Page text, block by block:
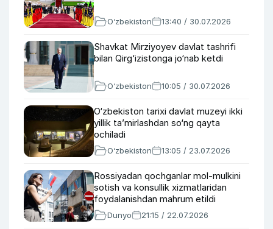
O‘zbekiston 13:40 / 30.07.2026
Shavkat Mirziyoyev davlat tashrifi
bilan Qirg‘izistonga jo‘nab ketdi
O‘zbekiston 10:05 / 30.07.2026
O‘zbekiston tarixi davlat muzeyi ikki
yillik ta’mirlashdan so‘ng qayta
ochiladi
O‘zbekiston 13:05 / 23.07.2026
Rossiyadan qochganlar mol-mulkini
sotish va konsullik xizmatlaridan
foydalanishdan mahrum etildi
Dunyo 21:15 / 22.07.2026